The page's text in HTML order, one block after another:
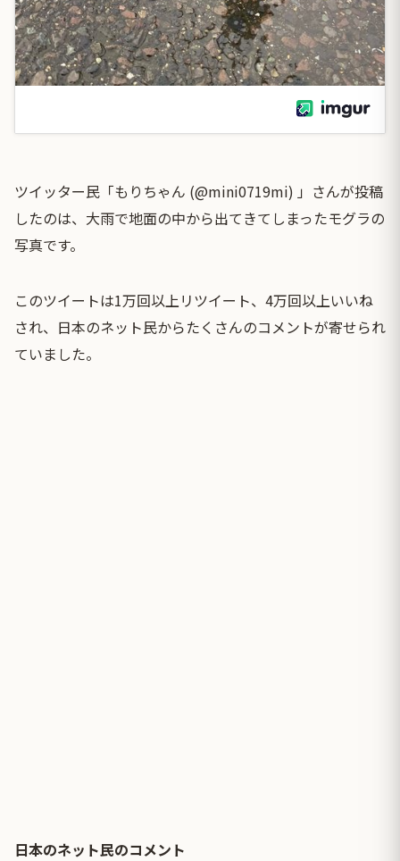
ツイッター民「もりちゃん (@mini0719mi) 」さんが投稿
したのは、大雨で地面の中から出てきてしまったモグラの
写真です。
このツイートは1万回以上リツイート、4万回以上いいね
され、日本のネット民からたくさんのコメントが寄せられ
ていました。
日本のネット民のコメント